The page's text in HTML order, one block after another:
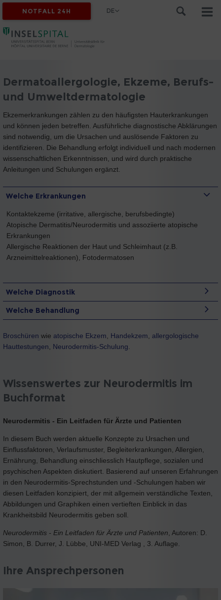
NOTFALL 24H DE
Dermatoallergologie, Ekzeme, Berufs-
und Umweltdermatologie
Ekzemerkrankungen zählen zu den häufigsten Hauterkrankungen
und können jeden betreffen. Ausführliche diagnostische Abklärungen
sind notwendig, um die Ursachen und auslösende Faktoren zu
identifizieren. Die Behandlung erfolgt individuell und nach modernen
wissenschaftlichen Erkenntnissen, und wird durch praktische
Anleitungen und Schulungen ergänzt.
Welche Erkrankungen
Kontaktekzeme (irritative, allergische, berufsbedingte)
Atopische Dermatitis/Neurodermitis und assoziierte atopische
Erkrankungen
Allergische Reaktionen der Haut und Schleimhaut (z.B.
Arzneimittelreaktionen), Fotodermatosen
Welche Diagnostik
Welche Behandlung
Broschüren wie atopische Ekzem, Handekzem, allergologische
Hauttestungen, Neurodermitis-Schulung.
Wissenswertes zur Neurodermitis im
Buchformat
Neurodermitis - Ein Leitfaden für Ärzte und Patienten
In diesem Buch werden aktuelle Konzepte zu Ursachen und
Einflussfaktoren, Verlaufsmuster, Begleiterkrankungen, Allergien,
Ernährung, Behandlung einschliesslich Hautpflege, sozialen und
psychischen Aspekten diskutiert. Basierend auf unseren Erfahrungen
in den Neurodermitis-Sprechstunden und -Schulungen haben wir
diesen Leitfaden konzipiert, der mit allgemein verständliche Texten,
Abbildungen und Graphiken einen vertieften Einblick in das
Krankheitsbild Neurodermitis geben soll.
Neurodermitis - Ein Leitfaden für Ärzte und Patienten, Autoren: D.
Simon, B. Durrer, J. Lübbe, UNI-MED Verlag , 3. Auflage.
Ihre Ansprechpersonen